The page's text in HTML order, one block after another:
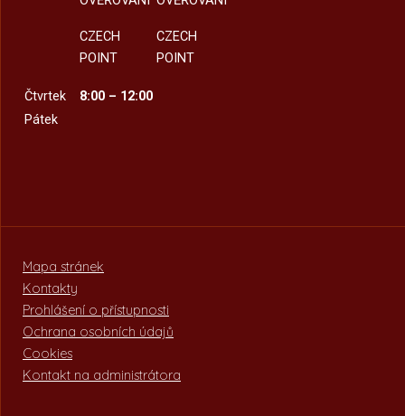
CZECH
POINT
CZECH
POINT
Čtvrtek
8:00 – 12:00
Pátek
Mapa stránek
Kontakty
Prohlášení o přístupnosti
Ochrana osobních údajů
Cookies
Kontakt na administrátora